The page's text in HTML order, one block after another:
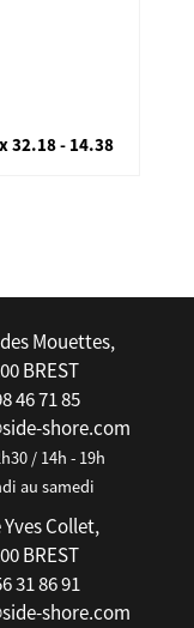
32.18 - 14.38
Mouettes,
BREST
46 71 85
shore.com
/ 14h - 19h
au samedi
Yves Collet,
BREST
31 86 91
shore.com